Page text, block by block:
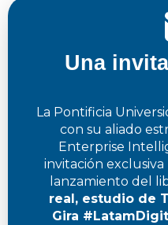
Una
La Pontificia
con su aliado
Enterprise
invitación
lanzamiento del
real, estudio de
Gira